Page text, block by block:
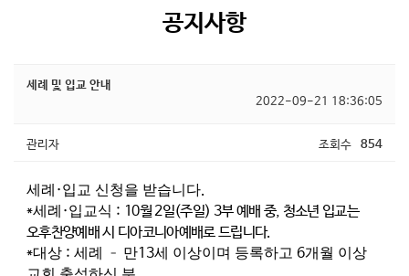
공지사항
세례 및 입교 안내
2022-09-21 18:36:05
관리자 조회수 854
세례 ·입교 신청을 받습니다.
*세례 ·입교식 : 10월2일(주일) 3부 예배 중, 청소년 입교는
오후찬양예배 시 디아코니아예배로 드립니다.
*대상 : 세례 – 만13세 이상이며 등록하고 6개월 이상